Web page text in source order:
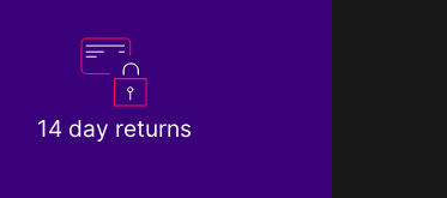
14 day returns